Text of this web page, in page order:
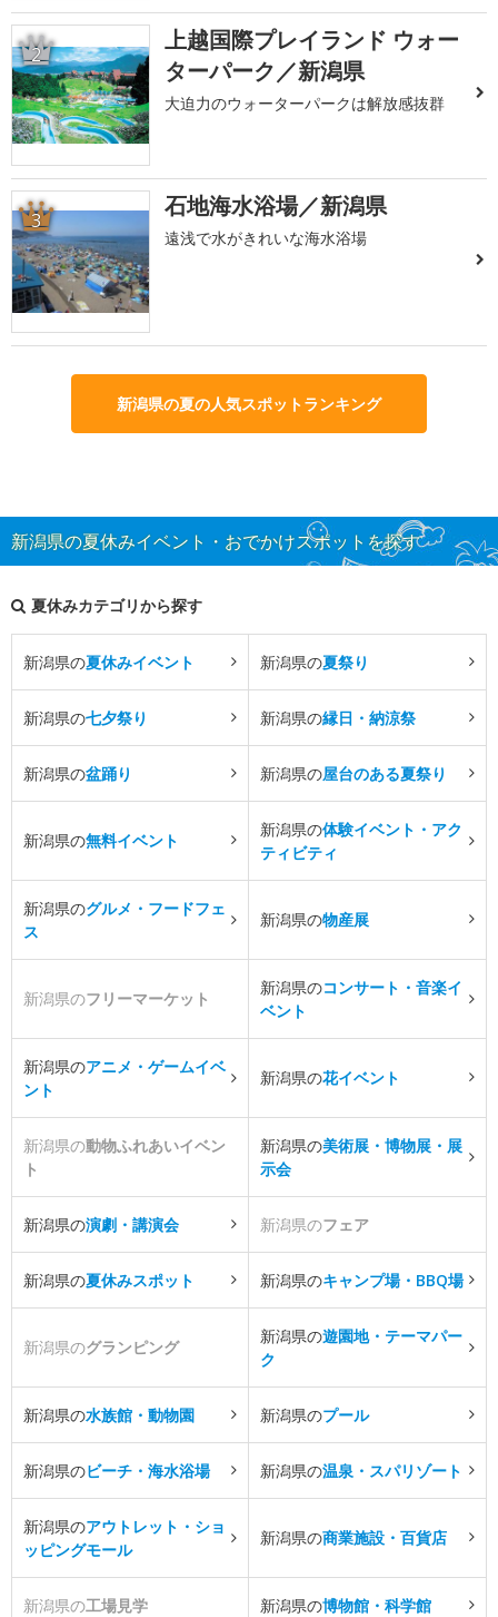
2
上越国際プレイランド ウォー
ターパーク／新潟県
大迫力のウォーターパークは解放感抜群
3 石地海水浴場／新潟県
遠浅で水がきれいな海水浴場
新潟県の夏の人気スポットランキング
新潟県の夏休みイベント・おでかけスポットを探す
夏休みカテゴリから探す
新潟県の夏休みイベント 新潟県の夏祭り
新潟県の七夕祭り 新潟県の縁日・納涼祭
新潟県の盆踊り 新潟県の屋台のある夏祭り
新潟県の無料イベント
新潟県の体験イベント・アク
ティビティ
新潟県のグルメ・フードフェ
ス
新潟県の物産展
新潟県のフリーマーケット
新潟県のコンサート・音楽イ
ベント
新潟県のアニメ・ゲームイベ
ント
新潟県の花イベント
新潟県の動物ふれあいイベン
ト
新潟県の美術展・博物展・展
示会
新潟県の演劇・講演会 新潟県のフェア
新潟県の夏休みスポット 新潟県のキャンプ場・BBQ場
新潟県のグランピング
新潟県の遊園地・テーマパー
ク
新潟県の水族館・動物園 新潟県のプール
新潟県のビーチ・海水浴場 新潟県の温泉・スパリゾート
新潟県のアウトレット・ショ
ッピングモール
新潟県の商業施設・百貨店
新潟県の工場見学 新潟県の博物館・科学館